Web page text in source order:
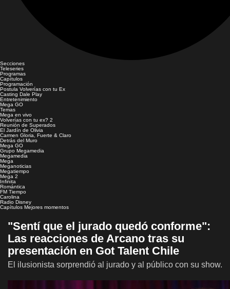
Secciones
Teleseries
Programas
Capítulos
Programación
Postula Volverías con tu Ex
Casting Dale Play
Entretenimiento
Mega GO
Temas
Mega en vivo
Volverías con tu ex? 2
Reunión de Superados
El Jardín de Olivia
Carmen Gloria, Fuerte & Claro
Detrás del Muro
Mega GO
Grupo Megamedia
Megamedia
Mega
Meganoticias
Megatiempo
Mega 2
Infinita
Romántica
FM Tiempo
Carolina
Radio Disney
Capítulos Mejores momentos
"Sentí que el jurado quedó conforme":
Las reacciones de Arcano tras su
presentación en Got Talent Chile
El ilusionista sorprendió al jurado y al público con su show.